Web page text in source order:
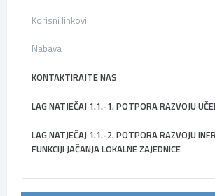
Korisni linkovi
Nabava
KONTAKTIRAJTE NAS
LAG NATJEČAJ 1.1.-1. POTPORA RAZVOJU
LAG NATJEČAJ 1.1.-2. POTPORA RAZVOJU
FUNKCIJI JAČANJA LOKALNE ZAJEDNICE